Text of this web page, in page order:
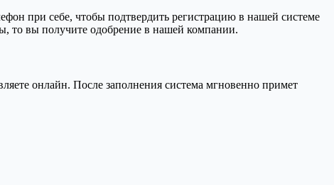
при себе, чтобы подтвердить регистрацию в нашей системе
то вы получите одобрение в нашей компании.
онлайн. После заполнения система мгновенно примет